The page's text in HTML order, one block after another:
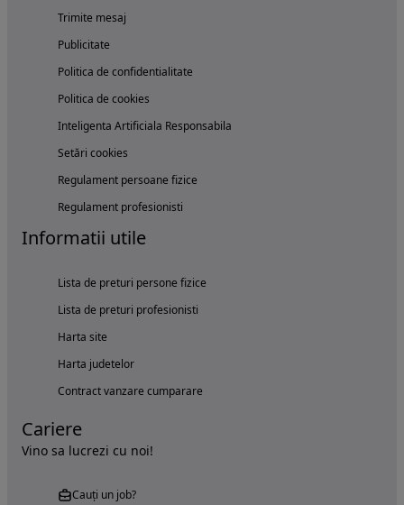
Trimite mesaj
Publicitate
Politica de confidentialitate
Politica de cookies
Inteligenta Artificiala Responsabila
Setări cookies
Regulament persoane fizice
Regulament profesionisti
Informatii utile
Lista de preturi persone fizice
Lista de preturi profesionisti
Harta site
Harta judetelor
Contract vanzare cumparare
Cariere
Vino sa lucrezi cu noi!
Cauți un job?